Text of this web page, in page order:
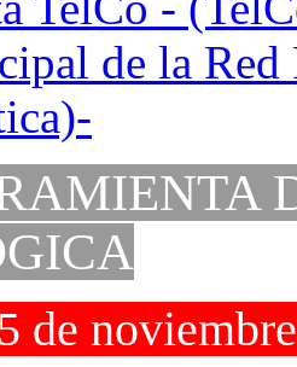
de